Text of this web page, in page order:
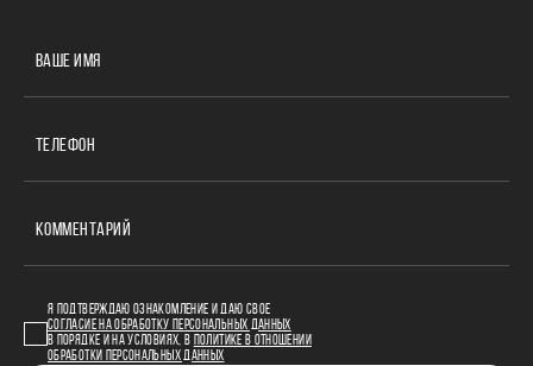
ВАШЕ ИМЯ
ТЕЛЕФОН
КОММЕНТАРИЙ
Я ПОДТВЕРЖДАЮ ОЗНАКОМЛЕНИЕ И ДАЮ СВОЕ
СОГЛАСИЕ НА ОБРАБОТКУ ПЕРСОНАЛЬНЫХ ДАННЫХ
В ПОРЯДКЕ И НА УСЛОВИЯХ, В
ПОЛИТИКЕ В ОТНОШЕНИИ
ОБРАБОТКИ ПЕРСОНАЛЬНЫХ ДАННЫХ